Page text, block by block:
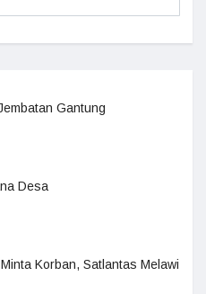
Gantung
Desa
Korban, Satlantas Melawi